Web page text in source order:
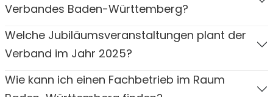
Verbandes Baden-Württemberg?
Welche Jubiläumsveranstaltungen plant der
Verband im Jahr 2025?
Wie kann ich einen Fachbetrieb im Raum